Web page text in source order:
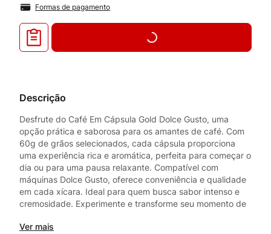
Formas de pagamento
Descrição
Desfrute do Café Em Cápsula Gold Dolce Gusto, uma
opção prática e saborosa para os amantes de café. Com
60g de grãos selecionados, cada cápsula proporciona
uma experiência rica e aromática, perfeita para começar o
dia ou para uma pausa relaxante. Compatível com
máquinas Dolce Gusto, oferece conveniência e qualidade
em cada xícara. Ideal para quem busca sabor intenso e
cremosidade. Experimente e transforme seu momento de
Ver mais